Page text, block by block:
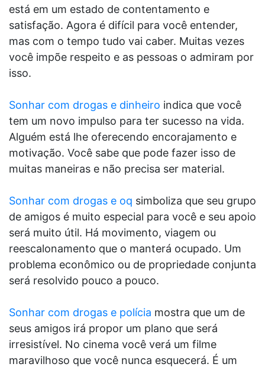
está em um estado de contentamento e
satisfação. Agora é difícil para você entender,
mas com o tempo tudo vai caber. Muitas vezes
você impõe respeito e as pessoas o admiram por
isso.
Sonhar com drogas e dinheiro indica que você
tem um novo impulso para ter sucesso na vida.
Alguém está lhe oferecendo encorajamento e
motivação. Você sabe que pode fazer isso de
muitas maneiras e não precisa ser material.
Sonhar com drogas e oq simboliza que seu grupo
de amigos é muito especial para você e seu apoio
será muito útil. Há movimento, viagem ou
reescalonamento que o manterá ocupado. Um
problema econômico ou de propriedade conjunta
será resolvido pouco a pouco.
Sonhar com drogas e polícia mostra que um de
seus amigos irá propor um plano que será
irresistível. No cinema você verá um filme
maravilhoso que você nunca esquecerá. É um